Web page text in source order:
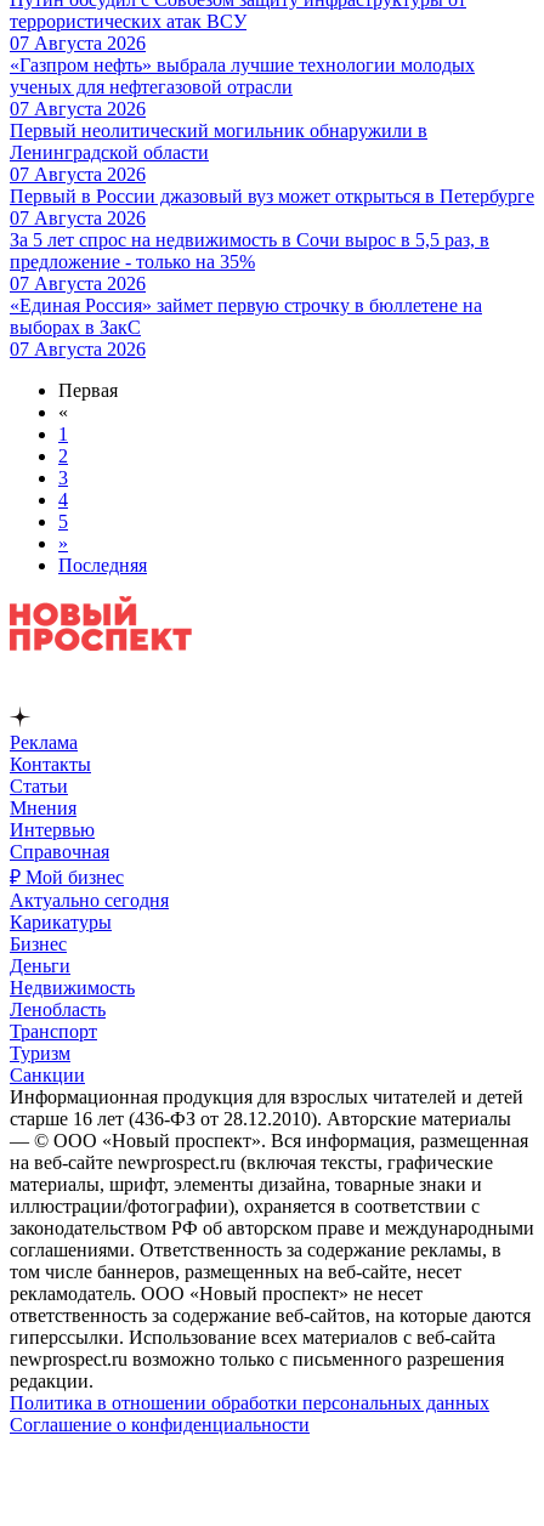
террористических атак ВСУ
07 Августа 2026
«Газпром нефть» выбрала лучшие технологии молодых
ученых для нефтегазовой отрасли
07 Августа 2026
Первый неолитический могильник обнаружили в
Ленинградской области
07 Августа 2026
Первый в России джазовый вуз может открыться в Петербурге
07 Августа 2026
За 5 лет спрос на недвижимость в Сочи вырос в 5,5 раз, в
предложение - только на 35%
07 Августа 2026
«Единая Россия» займет первую строчку в бюллетене на
выборах в ЗакС
07 Августа 2026
Первая
«
1
2
3
4
5
»
Последняя
Реклама
Контакты
Статьи
Мнения
Интервью
Справочная
₽ Мой бизнес
Актуально сегодня
Карикатуры
Бизнес
Деньги
Недвижимость
Ленобласть
Транспорт
Туризм
Санкции
Информационная продукция для взрослых читателей и детей
старше 16 лет (436-ФЗ от 28.12.2010). Авторские материалы
— © ООО «Новый проспект». Вся информация, размещенная
на веб-сайте newprospect.ru (включая тексты, графические
материалы, шрифт, элементы дизайна, товарные знаки и
иллюстрации/фотографии), охраняется в соответствии с
законодательством РФ об авторском праве и международными
соглашениями. Ответственность за содержание рекламы, в
том числе баннеров, размещенных на веб-сайте, несет
рекламодатель. ООО «Новый проспект» не несет
ответственность за содержание веб-сайтов, на которые даются
гиперссылки. Использование всех материалов с веб-сайта
newprospect.ru возможно только с письменного разрешения
редакции.
Политика в отношении обработки персональных данных
Соглашение о конфиденциальности